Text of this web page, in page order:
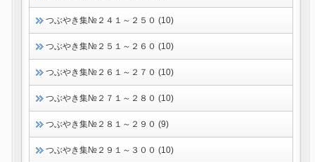
つぶやき集№２４１～２５０ (10)
つぶやき集№２５１～２６０ (10)
つぶやき集№２６１～２７０ (10)
つぶやき集№２７１～２８０ (10)
つぶやき集№２８１～２９０ (9)
つぶやき集№２９１～３００ (10)